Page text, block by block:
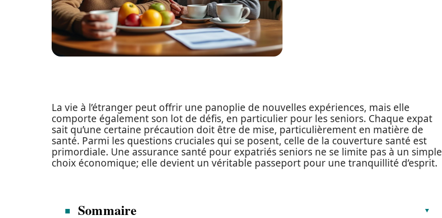
La vie à l’étranger peut offrir une panoplie de nouvelles expériences, mais elle
comporte également son lot de défis, en particulier pour les seniors. Chaque expat
sait qu’une certaine précaution doit être de mise, particulièrement en matière de
santé. Parmi les questions cruciales qui se posent, celle de la couverture santé est
primordiale. Une assurance santé pour expatriés seniors ne se limite pas à un simple
choix économique; elle devient un véritable passeport pour une tranquillité d’esprit.
Sommaire